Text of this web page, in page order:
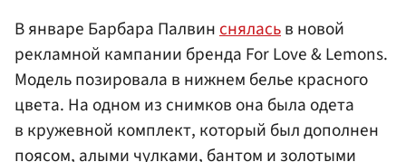
В январе Барбара Палвинсняласьв новой
рекламной кампании бренда For Love & Lemons.
Модель позировала в нижнем белье красного
цвета. На одном из снимков она была одета
в кружевной комплект, который был дополнен
поясом, алыми чулками, бантом и золотыми